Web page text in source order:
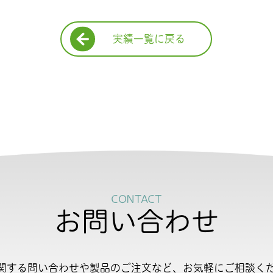
実績一覧に戻る
CONTACT
お問い合わせ
する問い合わせや製品のご注文など、お気軽にご相談く